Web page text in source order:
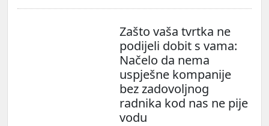
Zašto vaša tvrtka ne
podijeli dobit s vama:
Načelo da nema
uspješne kompanije
bez zadovoljnog
radnika kod nas ne pije
vodu